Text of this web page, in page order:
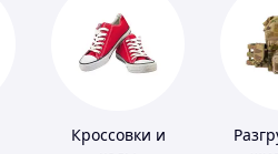
Кроссовки и